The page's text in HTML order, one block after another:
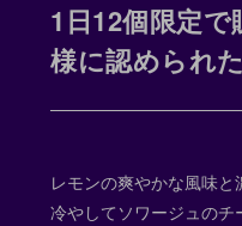
1日12個限定
様に認められ
レモンの爽やかな風味と
冷やしてソワージュの